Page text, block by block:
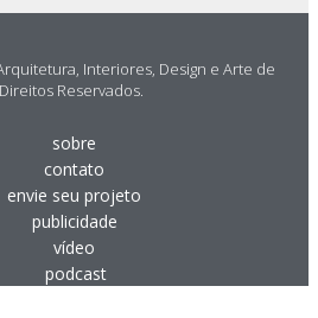
Interiores, Design e Arte de
Reservados.
sobre
contato
envie seu projeto
publicidade
vídeo
podcast